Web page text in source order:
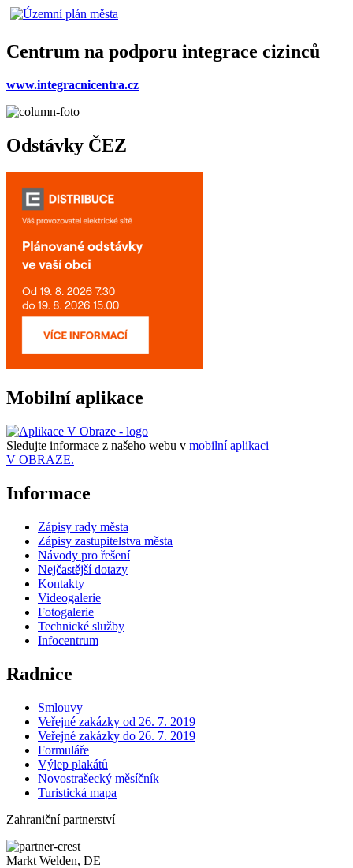
Centrum na podporu integrace cizinců
www.integracnicentra.cz
Odstávky ČEZ
Mobilní aplikace
Sledujte informace z našeho webu v mobilní aplikaci –
V OBRAZE.
Informace
Zápisy rady města
Zápisy zastupitelstva města
Návody pro řešení
Nejčastější dotazy
Kontakty
Videogalerie
Fotogalerie
Technické služby
Infocentrum
Radnice
Smlouvy
Veřejné zakázky od 26. 7. 2019
Veřejné zakázky do 26. 7. 2019
Formuláře
Výlep plakátů
Novostrašecký měsíčník
Turistická mapa
Zahraniční partnerství
Markt Welden, DE